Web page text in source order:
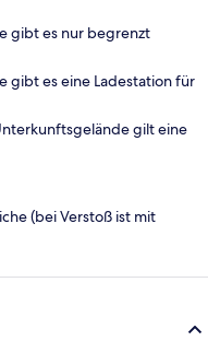
gibt es nur begrenzt
gibt es eine Ladestation für
gilt eine
(bei Verstoß ist mit